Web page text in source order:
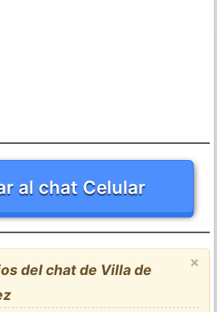
al chat Celular
×
del chat de Villa de